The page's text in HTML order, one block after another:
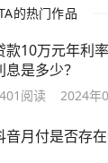
的热门作品
款10万元年利
息是多少？
阅读 2024年
音月付是否存在